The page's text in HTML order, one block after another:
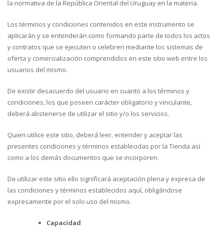
la normativa de la República Oriental del Uruguay en la materia.
Los términos y condiciones contenidos en este instrumento se
aplicarán y se entenderán como formando parte de todos los actos
y contratos que se ejecuten o celebren mediante los sistemas de
oferta y comercialización comprendidos en este sitio web entre los
usuarios del mismo.
De existir desacuerdo del usuario en cuanto a los términos y
condiciones, los que poseen carácter obligatorio y vinculante,
deberá abstenerse de utilizar el sitio y/o los servicios.
Quien utilice este sitio, deberá leer, entender y aceptar las
presentes condiciones y términos establecidas por la Tienda así
como a los demás documentos que se incorporen.
De utilizar este sitio ello significará aceptación plena y expresa de
las condiciones y términos establecidos aquí, obligándose
expresamente por el solo uso del mismo.
Capacidad